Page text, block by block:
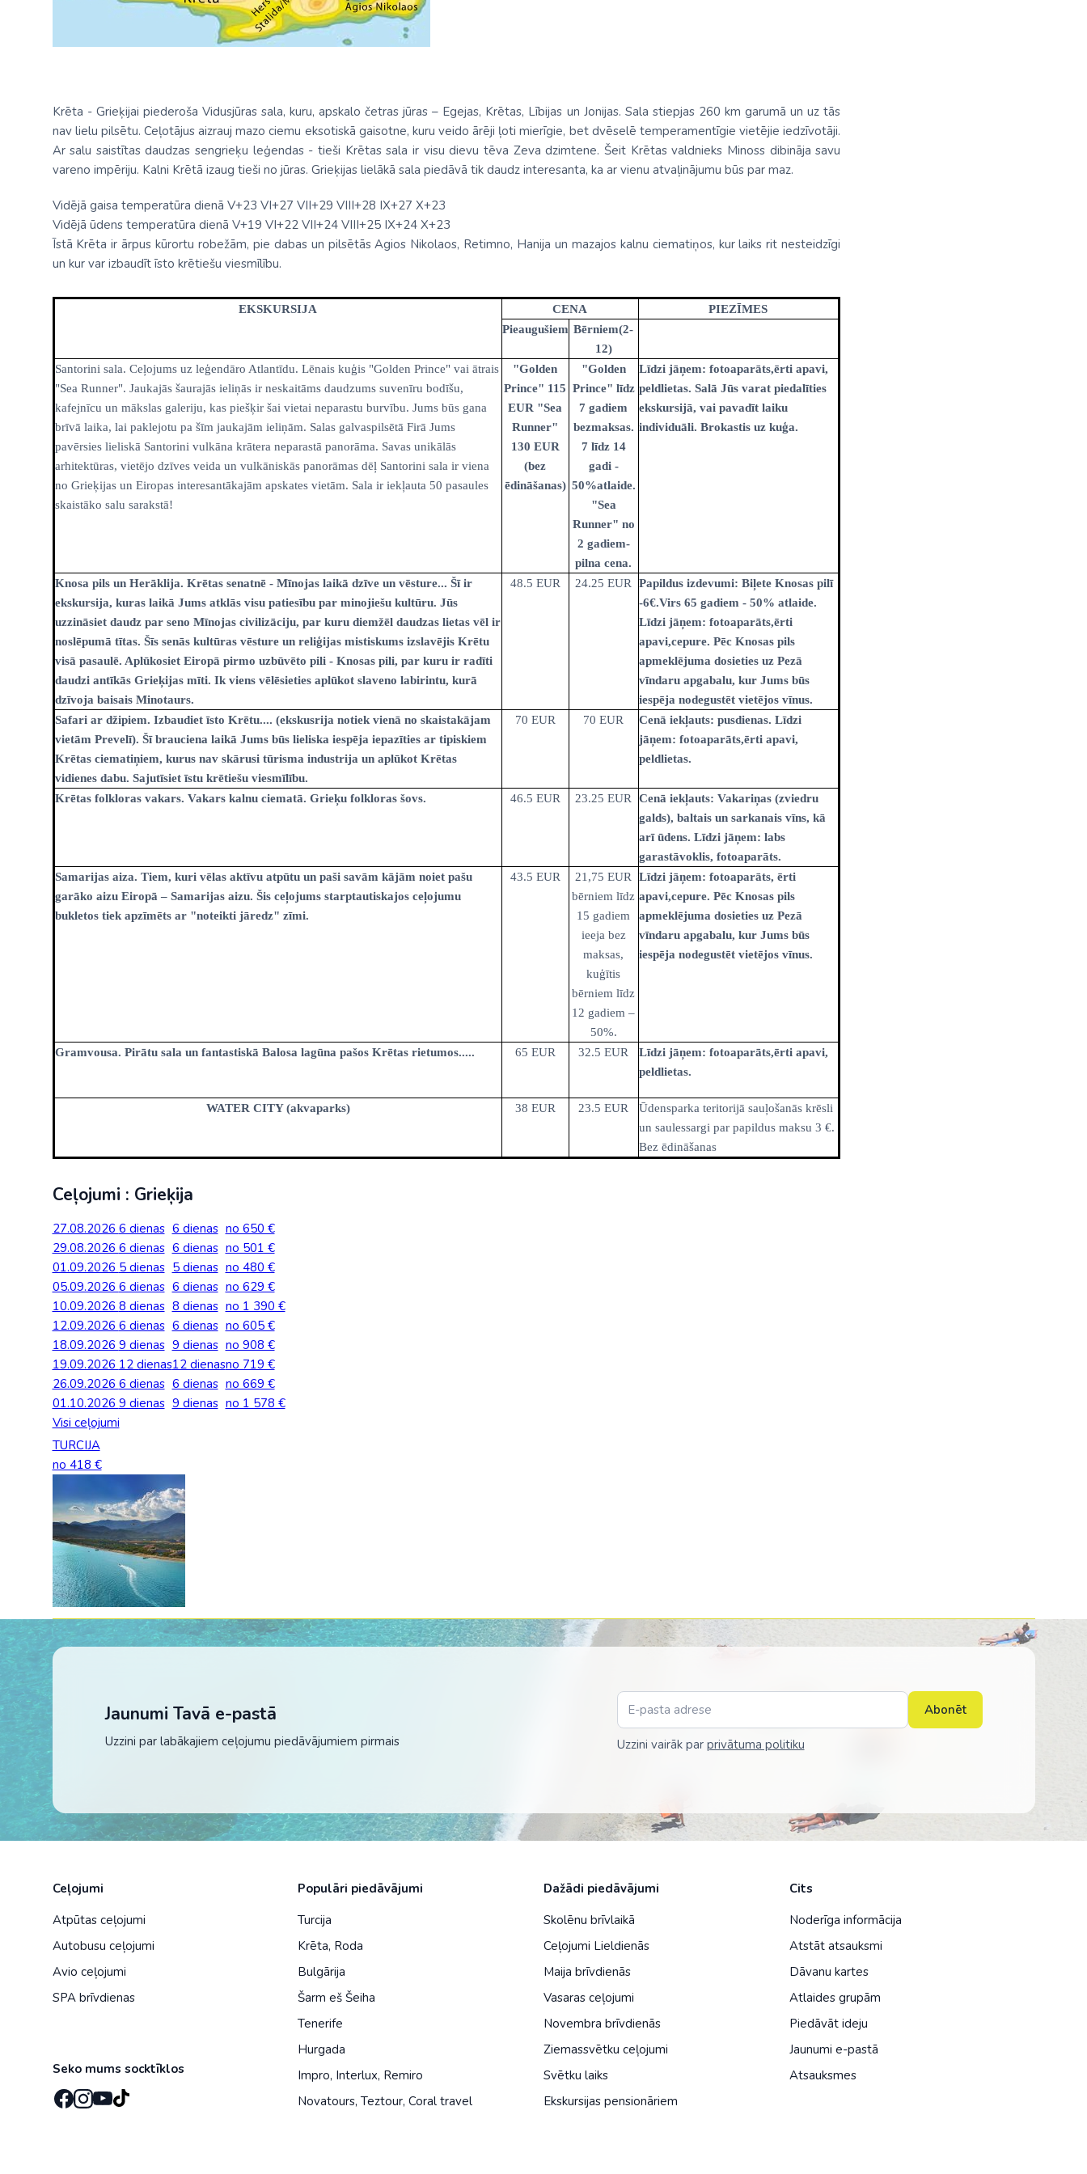
Saūda Arābija
Singapūra
Šrilanka
Vjetnama
Krēta - Grieķijai piederoša Vidusjūras sala, kuru, apskalo četras jūras – Egejas, Krētas, Lībijas un Jonijas. Sala stiepjas 260 km garumā un uz tās
nav lielu pilsētu. Ceļotājus aizrauj mazo ciemu eksotiskā gaisotne, kuru veido ārēji ļoti mierīgie, bet dvēselē temperamentīgie vietējie iedzīvotāji.
Ar salu saistītas daudzas sengrieķu leģendas - tieši Krētas sala ir visu dievu tēva Zeva dzimtene. Šeit Krētas valdnieks Minoss dibināja savu
vareno impēriju. Kalni Krētā izaug tieši no jūras. Grieķijas lielākā sala piedāvā tik daudz interesanta, ka ar vienu atvaļinājumu būs par maz.
Vidējā gaisa temperatūra dienā V+23 VI+27 VII+29 VIII+28 IX+27 X+23
Vidējā ūdens temperatūra dienā V+19 VI+22 VII+24 VIII+25 IX+24 X+23
Īstā Krēta ir ārpus kūrortu robežām, pie dabas un pilsētās Agios Nikolaos, Retimno, Hanija un mazajos kalnu ciematiņos, kur laiks rit nesteidzīgi
un kur var izbaudīt īsto krētiešu viesmīlību.
EKSKURSIJA CENA
PIEZĪMES
Pieaugušiem Bērniem(2-
12)
Santorini sala. Ceļojums uz leģendāro Atlantīdu. Lēnais kuģis "Golden Prince" vai ātrais
"Sea Runner". Jaukajās šaurajās ieliņās ir neskaitāms daudzums suvenīru bodīšu,
kafejnīcu un mākslas galeriju, kas piešķir šai vietai neparastu burvību. Jums būs gana
brīvā laika, lai paklejotu pa šīm jaukajām ieliņām. Salas galvaspilsētā Firā Jums
pavērsies lieliskā Santorini vulkāna krātera neparastā panorāma. Savas unikālās
arhitektūras, vietējo dzīves veida un vulkāniskās panorāmas dēļ Santorini sala ir viena
no Grieķijas un Eiropas interesantākajām apskates vietām. Sala ir iekļauta 50 pasaules
skaistāko salu sarakstā!
"Golden
Prince" 115
EUR "Sea
Runner"
130 EUR
(bez
ēdināšanas)
"Golden
Prince" līdz
7 gadiem
bezmaksas.
7 līdz 14
gadi -
50%atlaide.
"Sea
Runner" no
2 gadiem-
pilna cena.
Līdzi jāņem: fotoaparāts,ērti apavi,
peldlietas. Salā Jūs varat piedalīties
ekskursijā, vai pavadīt laiku
individuāli. Brokastis uz kuģa.
Knosa pils un Herāklija. Krētas senatnē - Mīnojas laikā dzīve un vēsture... Šī ir
ekskursija, kuras laikā Jums atklās visu patiesību par minojiešu kultūru. Jūs
uzzināsiet daudz par seno Mīnojas civilizāciju, par kuru diemžēl daudzas lietas vēl ir
noslēpumā tītas. Šīs senās kultūras vēsture un reliģijas mistiskums izslavējis Krētu
visā pasaulē. Aplūkosiet Eiropā pirmo uzbūvēto pili - Knosas pili, par kuru ir radīti
daudzi antīkās Grieķijas mīti. Ik viens vēlēsieties aplūkot slaveno labirintu, kurā
dzīvoja baisais Minotaurs.
48.5 EUR 24.25 EUR
Papildus izdevumi: Biļete Knosas pilī
-6€.Virs 65 gadiem - 50% atlaide.
Līdzi jāņem: fotoaparāts,ērti
apavi,cepure. Pēc Knosas pils
apmeklējuma dosieties uz Pezā
vīndaru apgabalu, kur Jums būs
iespēja nodegustēt vietējos vīnus.
Safari ar džipiem. Izbaudiet īsto Krētu.... (ekskusrija notiek vienā no skaistakājam
vietām Prevelī). Šī brauciena laikā Jums būs lieliska iespēja iepazīties ar tipiskiem
Krētas ciematiņiem, kurus nav skārusi tūrisma industrija un aplūkot Krētas
vidienes dabu. Sajutīsiet īstu krētiešu viesmīlību.
70 EUR 70 EUR
Cenā iekļauts: pusdienas. Līdzi
jāņem: fotoaparāts,ērti apavi,
peldlietas.
Krētas folkloras vakars. Vakars kalnu ciematā. Grieķu folkloras šovs. 46.5 EUR 23.25 EUR
Cenā iekļauts: Vakariņas (zviedru
galds), baltais un sarkanais vīns, kā
arī ūdens. Līdzi jāņem: labs
garastāvoklis, fotoaparāts.
Samarijas aiza. Tiem, kuri vēlas aktīvu atpūtu un paši savām kājām noiet pašu
garāko aizu Eiropā – Samarijas aizu. Šis ceļojums starptautiskajos ceļojumu
bukletos tiek apzīmēts ar "noteikti jāredz" zīmi.
43.5 EUR
21,75 EUR
bērniem līdz
15 gadiem
ieeja bez
maksas,
kuģītis
bērniem līdz
12 gadiem –
50%.
Līdzi jāņem: fotoaparāts, ērti
apavi,cepure. Pēc Knosas pils
apmeklējuma dosieties uz Pezā
vīndaru apgabalu, kur Jums būs
iespēja nodegustēt vietējos vīnus.
Gramvousa. Pirātu sala un fantastiskā Balosa lagūna pašos Krētas rietumos..... 65 EUR 32.5 EUR
Līdzi jāņem: fotoaparāts,ērti apavi,
peldlietas.
WATER CITY (akvaparks) 38 EUR 23.5 EUR
Ūdensparka teritorijā sauļošanās krēsli
un saulessargi par papildus maksu 3 €.
Bez ēdināšanas
Ceļojumi : Grieķija
27.08.2026 6 dienas 6 dienas no 650 €
29.08.2026 6 dienas 6 dienas no 501 €
01.09.2026 5 dienas 5 dienas no 480 €
05.09.2026 6 dienas 6 dienas no 629 €
10.09.2026 8 dienas 8 dienas no 1 390 €
12.09.2026 6 dienas 6 dienas no 605 €
18.09.2026 9 dienas 9 dienas no 908 €
19.09.2026 12 dienas12 dienasno 719 €
26.09.2026 6 dienas 6 dienas no 669 €
01.10.2026 9 dienas 9 dienas no 1 578 €
Visi ceļojumi
TURCIJA
no 418 €
Jaunumi Tavā e-pastā
Uzzini par labākajiem ceļojumu piedāvājumiem pirmais Uzzini vairāk par privātuma politiku
Abonēt
Ceļojumi
Atpūtas ceļojumi
Autobusu ceļojumi
Avio ceļojumi
SPA brīvdienas
Seko mums socktīklos
Populāri piedāvājumi
Turcija
Krēta, Roda
Bulgārija
Šarm eš Šeiha
Tenerife
Hurgada
Impro, Interlux, Remiro
Novatours,Teztour,Coral travel
Dažādi piedāvājumi
Skolēnu brīvlaikā
Ceļojumi Lieldienās
Maija brīvdienās
Vasaras ceļojumi
Novembra brīvdienās
Ziemassvētku ceļojumi
Svētku laiks
Ekskursijas pensionāriem
Cits
Noderīga informācija
Atstāt atsauksmi
Dāvanu kartes
Atlaides grupām
Piedāvāt ideju
Jaunumi e-pastā
Atsauksmes